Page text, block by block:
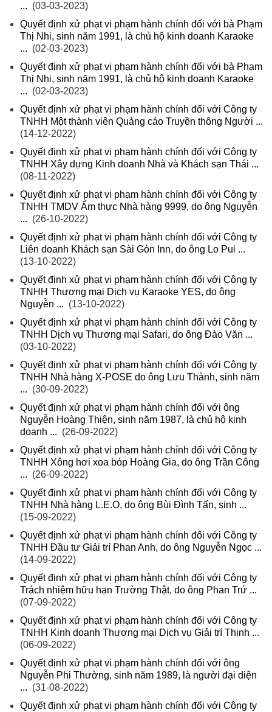
... (03-03-2023)
Quyết định xử phạt vi phạm hành chính đối với bà Phạm
Thị Nhi, sinh năm 1991, là chủ hộ kinh doanh Karaoke
... (02-03-2023)
Quyết định xử phạt vi phạm hành chính đối với bà Phạm
Thị Nhi, sinh năm 1991, là chủ hộ kinh doanh Karaoke
... (02-03-2023)
Quyết định xử phạt vi phạm hành chính đối với Công ty
TNHH Một thành viên Quảng cáo Truyền thông Người ...
(14-12-2022)
Quyết định xử phạt vi phạm hành chính đối với Công ty
TNHH Xây dựng Kinh doanh Nhà và Khách sạn Thái ...
(08-11-2022)
Quyết định xử phạt vi phạm hành chính đối với Công ty
TNHH TMDV Ẩm thực Nhà hàng 9999, do ông Nguyễn
... (26-10-2022)
Quyết định xử phạt vi phạm hành chính đối với Công ty
Liên doanh Khách sạn Sài Gòn Inn, do ông Lo Pui ...
(13-10-2022)
Quyết định xử phạt vi phạm hành chính đối với Công ty
TNHH Thương mại Dịch vụ Karaoke YES, do ông
Nguyễn ... (13-10-2022)
Quyết định xử phạt vi phạm hành chính đối với Công ty
TNHH Dịch vụ Thương mại Safari, do ông Đào Văn ...
(03-10-2022)
Quyết định xử phạt vi phạm hành chính đối với Công ty
TNHH Nhà hàng X-POSE do ông Lưu Thành, sinh năm
... (30-09-2022)
Quyết định xử phạt vi phạm hành chính đối với ông
Nguyễn Hoàng Thiện, sinh năm 1987, là chủ hộ kinh
doanh ... (26-09-2022)
Quyết định xử phạt vi phạm hành chính đối với Công ty
TNHH Xông hơi xoa bóp Hoàng Gia, do ông Trần Công
... (26-09-2022)
Quyết định xử phạt vi phạm hành chính đối với Công ty
TNHH Nhà hàng L.E.O, do ông Bùi Đình Tấn, sinh ...
(15-09-2022)
Quyết định xử phạt vi phạm hành chính đối với Công ty
TNHH Đầu tư Giải trí Phan Anh, do ông Nguyễn Ngọc ...
(14-09-2022)
Quyết định xử phạt vi phạm hành chính đối với Công ty
Trách nhiệm hữu hạn Trường Thật, do ông Phan Trứ ...
(07-09-2022)
Quyết định xử phạt vi phạm hành chính đối với Công ty
TNHH Kinh doanh Thương mại Dịch vụ Giải trí Thịnh ...
(06-09-2022)
Quyết định xử phạt vi phạm hành chính đối với ông
Nguyễn Phi Thường, sinh năm 1989, là người đại diện
... (31-08-2022)
Quyết định xử phạt vi phạm hành chính đối với Công ty